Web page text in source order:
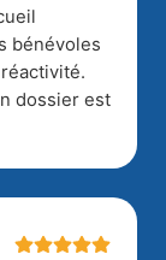
bénévoles
dossier est